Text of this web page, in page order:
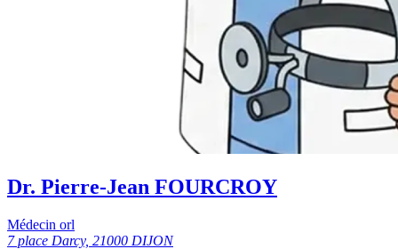
Dr. Pierre-Jean FOURCROY
Médecin orl
7 place Darcy, 21000 DIJON